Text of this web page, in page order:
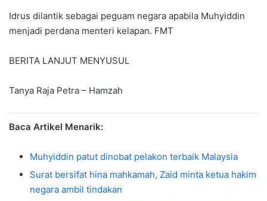
Idrus dilantik sebagai peguam negara apabila Muhyiddin
menjadi perdana menteri kelapan. FMT
BERITA LANJUT MENYUSUL
Tanya Raja Petra – Hamzah
Baca Artikel Menarik:
Muhyiddin patut dinobat pelakon terbaik Malaysia
Surat bersifat hina mahkamah, Zaid minta ketua hakim
negara ambil tindakan